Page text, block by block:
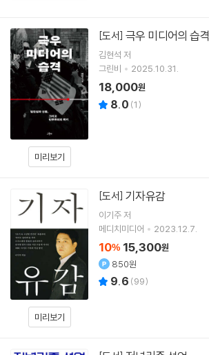
미리보기
[도서] 극우 미디어의 습격
김현석 저
그린비
2025.10.31.
18,000원
8.0 (1)
미리보기
[도서] 기자유감
이기주저
메디치미디어
2023.12.7.
10% 15,300원
850원
9.6 (99)